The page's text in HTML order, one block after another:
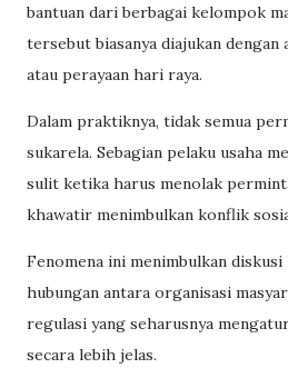
bantuan dari berbagai kelompok
tersebut biasanya diajukan dengan
atau perayaan hari raya.
Dalam praktiknya, tidak semua
sukarela. Sebagian pelaku usaha
sulit ketika harus menolak
khawatir menimbulkan konflik
Fenomena ini menimbulkan
hubungan antara organisasi
regulasi yang seharusnya
secara lebih jelas.